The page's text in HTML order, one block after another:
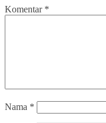
Komentar *
Nama *